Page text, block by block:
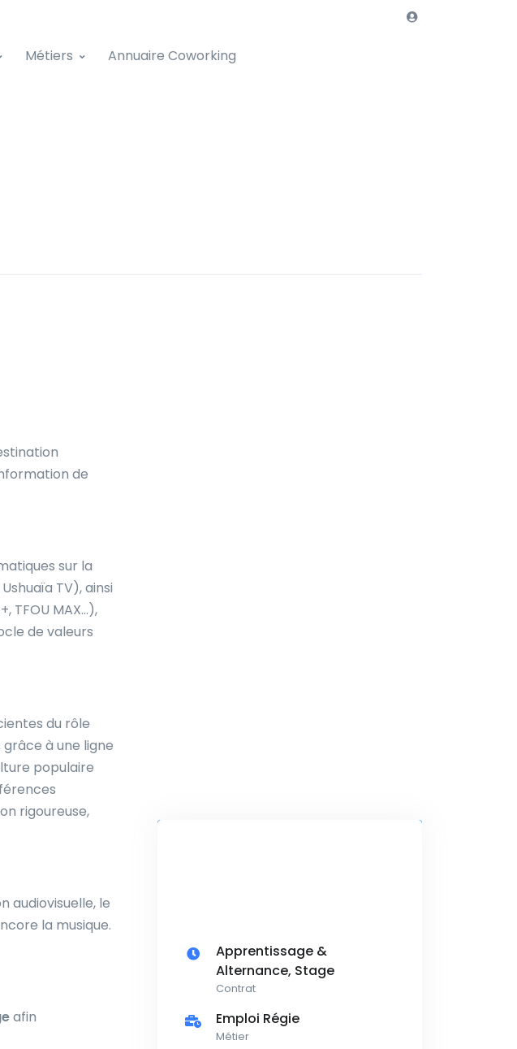
Métiers Annuaire Coworking
de
sur la
TV), ainsi
TFOU MAX…),
de valeurs
du rôle
à une ligne
populaire
rigoureuse,
audiovisuelle, le
la musique.
afin
Apprentissage &
Alternance, Stage
Contrat
Emploi Régie
Métier